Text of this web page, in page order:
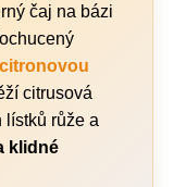
čaj na bázi
citrusová
lístků růže a
klidné